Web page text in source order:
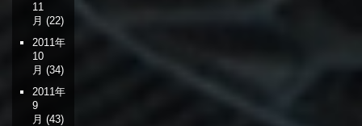
11
月 (22)
2011年
10
月 (34)
2011年
9
月 (43)